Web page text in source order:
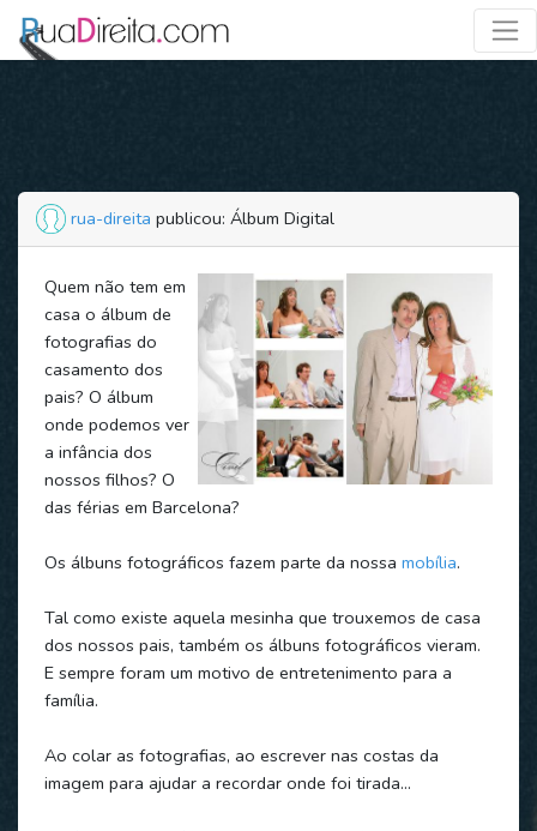
rua-direita publicou: Álbum Digital
Quem não tem em
casa o álbum de
fotografias do
casamento dos
pais? O álbum
onde podemos ver
a infância dos
nossos filhos? O
das férias em Barcelona?
Os álbuns fotográficos fazem parte da nossa mobília.
Tal como existe aquela mesinha que trouxemos de casa
dos nossos pais, também os álbuns fotográficos vieram.
E sempre foram um motivo de entretenimento para a
família.
Ao colar as fotografias, ao escrever nas costas da
imagem para ajudar a recordar onde foi tirada…